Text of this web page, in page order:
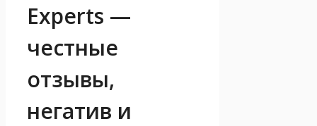
Experts —
честные
отзывы,
негатив и